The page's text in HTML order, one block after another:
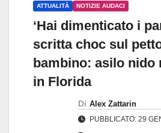
ATTUALITÀ NOTIZIE AUDACI
‘Hai dimenticato i
scritta choc sul
bambino: asilo nido
in Florida
Di Alex Zattarin
PUBBLICATO: 29